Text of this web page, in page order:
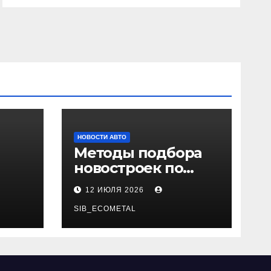
НОВОСТИ АВТО
Методы подбора
новостроек по
заданным
критериям
12 ИЮЛЯ 2026
SIB_ECOMETAL